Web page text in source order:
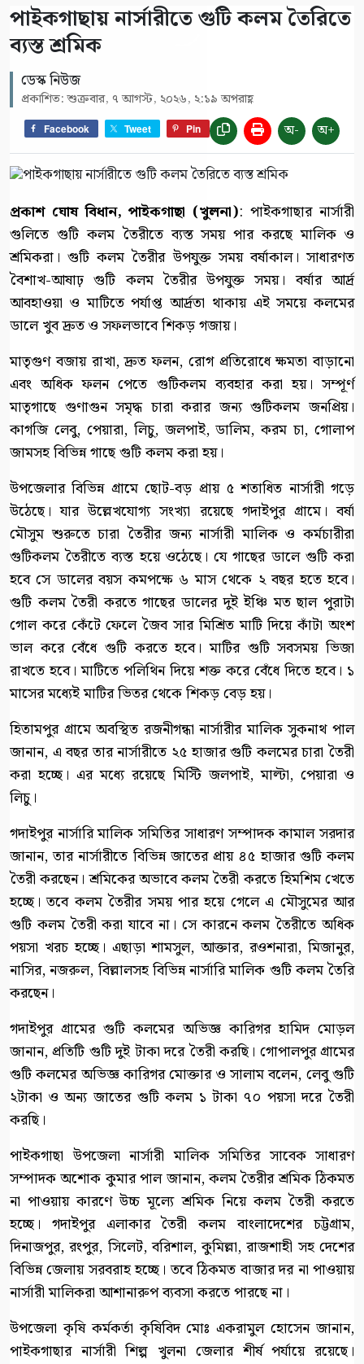
পাইকগাছায় নার্সারীতে গুটি কলম তৈরিতে
ব্যস্ত শ্রমিক
ডেস্ক নিউজ
প্রকাশিত: শুক্রবার, ৭ আগস্ট, ২০২৬, ২:১৯ অপরাহ্ণ
Facebook Tweet Pin অ- অ+
প্রকাশ ঘোষ বিধান, পাইকগাছা (খুলনা): পাইকগাছার নার্সারী
গুলিতে গুটি কলম তৈরীতে ব্যস্ত সময় পার করছে মালিক ও
শ্রমিকরা। গুটি কলম তৈরীর উপযুক্ত সময় বর্ষাকাল। সাধারণত
বৈশাখ-আষাঢ় গুটি কলম তৈরীর উপযুক্ত সময়। বর্ষার আর্দ্র
আবহাওয়া ও মাটিতে পর্যাপ্ত আর্দ্রতা থাকায় এই সময়ে কলমের
ডালে খুব দ্রুত ও সফলভাবে শিকড় গজায়।
মাতৃগুণ বজায় রাখা, দ্রুত ফলন, রোগ প্রতিরোধে ক্ষমতা বাড়ানো
এবং অধিক ফলন পেতে গুটিকলম ব্যবহার করা হয়। সম্পূর্ণ
মাতৃগাছে গুণাগুন সমৃদ্ধ চারা করার জন্য গুটিকলম জনপ্রিয়।
কাগজি লেবু, পেয়ারা, লিচু, জলপাই, ডালিম, করম চা, গোলাপ
জামসহ বিভিন্ন গাছে গুটি কলম করা হয়।
উপজেলার বিভিন্ন গ্রামে ছোট-বড় প্রায় ৫ শতাধিত নার্সারী গড়ে
উঠেছে। যার উল্লেখযোগ্য সংখ্যা রয়েছে গদাইপুর গ্রামে। বর্ষা
মৌসুম শুরুতে চারা তৈরীর জন্য নার্সারী মালিক ও কর্মচারীরা
গুটিকলম তৈরীতে ব্যস্ত হয়ে ওঠেছে। যে গাছের ডালে গুটি করা
হবে সে ডালের বয়স কমপক্ষে ৬ মাস থেকে ২ বছর হতে হবে।
গুটি কলম তৈরী করতে গাছের ডালের দুই ইঞ্চি মত ছাল পুরাটা
গোল করে কেঁটে ফেলে জৈব সার মিশ্রিত মাটি দিয়ে কাঁটা অংশ
ভাল করে বেঁধে গুটি করতে হবে। মাটির গুটি সবসময় ভিজা
রাখতে হবে। মাটিতে পলিথিন দিয়ে শক্ত করে বেঁধে দিতে হবে। ১
মাসের মধ্যেই মাটির ভিতর থেকে শিকড় বেড় হয়।
হিতামপুর গ্রামে অবস্থিত রজনীগন্ধা নার্সারীর মালিক সুকনাথ পাল
জানান, এ বছর তার নার্সারীতে ২৫ হাজার গুটি কলমের চারা তৈরী
করা হচ্ছে। এর মধ্যে রয়েছে মিস্টি জলপাই, মাল্টা, পেয়ারা ও
লিচু।
গদাইপুর নার্সারি মালিক সমিতির সাধারণ সম্পাদক কামাল সরদার
জানান, তার নার্সারীতে বিভিন্ন জাতের প্রায় ৪৫ হাজার গুটি কলম
তৈরী করছেন। শ্রমিকের অভাবে কলম তৈরী করতে হিমশিম খেতে
হচ্ছে। তবে কলম তৈরীর সময় পার হয়ে গেলে এ মৌসুমের আর
গুটি কলম তৈরী করা যাবে না। সে কারনে কলম তৈরীতে অধিক
পয়সা খরচ হচ্ছে। এছাড়া শামসুল, আক্তার, রওশনারা, মিজানুর,
নাসির, নজরুল, বিল্লালসহ বিভিন্ন নার্সারি মালিক গুটি কলম তৈরি
করছেন।
গদাইপুর গ্রামের গুটি কলমের অভিজ্ঞ কারিগর হামিদ মোড়ল
জানান, প্রতিটি গুটি দুই টাকা দরে তৈরী করছি। গোপালপুর গ্রামের
গুটি কলমের অভিজ্ঞ কারিগর মোক্তার ও সালাম বলেন, লেবু গুটি
২টাকা ও অন্য জাতের গুটি কলম ১ টাকা ৭০ পয়সা দরে তৈরী
করছি।
পাইকগাছা উপজেলা নার্সারী মালিক সমিতির সাবেক সাধারণ
সম্পাদক অশোক কুমার পাল জানান, কলম তৈরীর শ্রমিক ঠিকমত
না পাওয়ায় কারণে উচ্চ মূল্যে শ্রমিক নিয়ে কলম তৈরী করতে
হচ্ছে। গদাইপুর এলাকার তৈরী কলম বাংলাদেশের চট্টগ্রাম,
দিনাজপুর, রংপুর, সিলেট, বরিশাল, কুমিল্লা, রাজশাহী সহ দেশের
বিভিন্ন জেলায় সরবরাহ হচ্ছে। তবে ঠিকমত বাজার দর না পাওয়ায়
নার্সারী মালিকরা আশানারুপ ব্যবসা করতে পারছে না।
উপজেলা কৃষি কর্মকর্তা কৃষিবিদ মোঃ একরামুল হোসেন জানান,
পাইকগাছার নার্সারী শিল্প খুলনা জেলার শীর্ষ পর্যায়ে রয়েছে।